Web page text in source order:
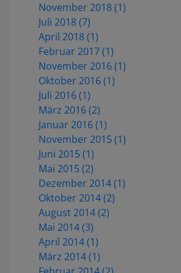
November 2018 (1)
Juli 2018 (7)
April 2018 (1)
Februar 2017 (1)
November 2016 (1)
Oktober 2016 (1)
Juli 2016 (1)
März 2016 (2)
Januar 2016 (1)
November 2015 (1)
Juni 2015 (1)
Mai 2015 (2)
Dezember 2014 (1)
Oktober 2014 (2)
August 2014 (2)
Mai 2014 (3)
April 2014 (1)
März 2014 (1)